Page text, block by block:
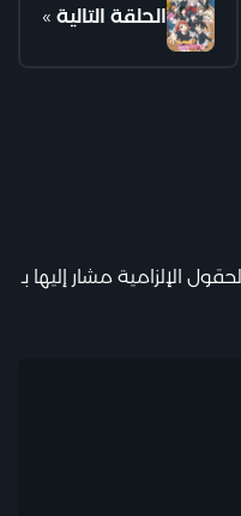
الحلقة التالية »
الحقول الإلزامية مشار إليها بـ